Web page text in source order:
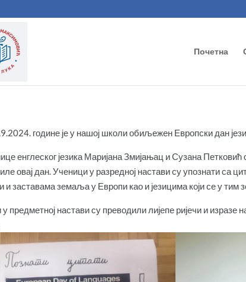
Почетна
године је у нашој школи обиљежен Европски дан
енглеског језика Маријана Змијањац и Сузана
овај дан. Ученици у разредној настави су упознати са
и заставама земаља у Европи као и језицима који се у тим
предметној настави су преводили лијепе ријечи и изразе